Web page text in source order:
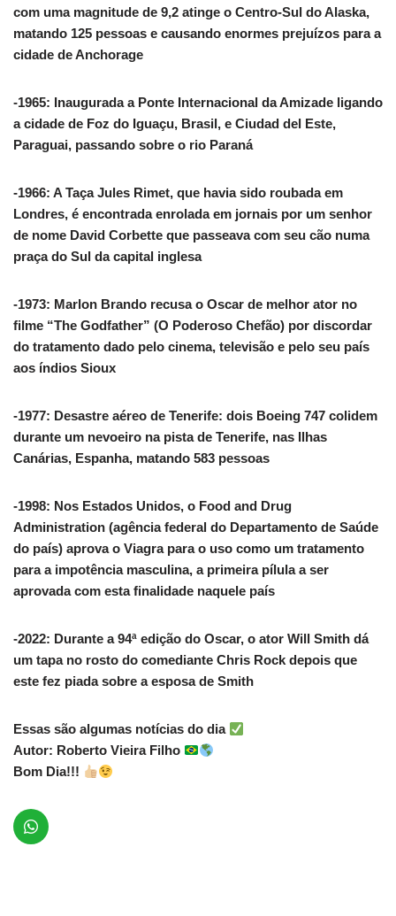
com uma magnitude de 9,2 atinge o Centro-Sul do Alaska,
matando 125 pessoas e causando enormes prejuízos para a
cidade de Anchorage
-1965: Inaugurada a Ponte Internacional da Amizade ligando
a cidade de Foz do Iguaçu, Brasil, e Ciudad del Este,
Paraguai, passando sobre o rio Paraná
-1966: A Taça Jules Rimet, que havia sido roubada em
Londres, é encontrada enrolada em jornais por um senhor
de nome David Corbette que passeava com seu cão numa
praça do Sul da capital inglesa
-1973: Marlon Brando recusa o Oscar de melhor ator no
filme “The Godfather” (O Poderoso Chefão) por discordar
do tratamento dado pelo cinema, televisão e pelo seu país
aos índios Sioux
-1977: Desastre aéreo de Tenerife: dois Boeing 747 colidem
durante um nevoeiro na pista de Tenerife, nas Ilhas
Canárias, Espanha, matando 583 pessoas
-1998: Nos Estados Unidos, o Food and Drug
Administration (agência federal do Departamento de Saúde
do país) aprova o Viagra para o uso como um tratamento
para a impotência masculina, a primeira pílula a ser
aprovada com esta finalidade naquele país
-2022: Durante a 94ª edição do Oscar, o ator Will Smith dá
um tapa no rosto do comediante Chris Rock depois que
este fez piada sobre a esposa de Smith
Essas são algumas notícias do dia
Autor: Roberto Vieira Filho
Bom Dia!!!